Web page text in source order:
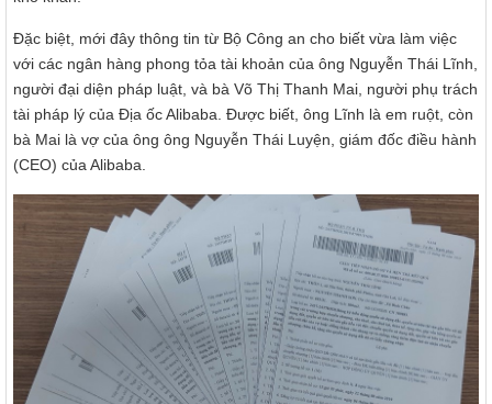
Đặc biệt, mới đây thông tin từ Bộ Công an cho biết vừa làm việc
với các ngân hàng phong tỏa tài khoản của ông Nguyễn Thái Lĩnh,
người đại diện pháp luật, và bà Võ Thị Thanh Mai, người phụ trách
tài pháp lý của Địa ốc Alibaba. Được biết, ông Lĩnh là em ruột, còn
bà Mai là vợ của ông ông Nguyễn Thái Luyện, giám đốc điều hành
(CEO) của Alibaba.